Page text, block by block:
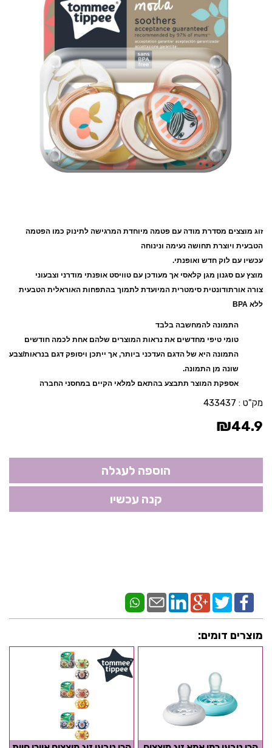
זוג מוצצים מסדרת מודה עם פטמה מיוחדת המרגישה לתינוק כמו הפטמה
הטבעית ויוצרת תחושה נעימה ונינוחה
עכשיו עם לוק חדש ואופנתי.
מוצץ עם סגנון מגן קלאסי אך מעודכן עם טוויסט אופנתי מודרני וצבעוני
צורה אורתודונטית סימטרית המיועדת לתמוך בהתפחות האוראלית הטבעית
ללא BPA
התמונה להמחשבה בלבד
טומי טיפי מחדשים את נראות המוצרים שלהם אחת לכמה חודשים
התמונה היא של הדגם העדכני ביותר, אך ייתכן ויסופק דגם בנראות/צבע
שונה מן התמונה.
אספקת המוצר תתבצע בהתאם למלאי הקיים במחסני החברה
מק"ט : 433437
₪44.9
מוצרים דומים: